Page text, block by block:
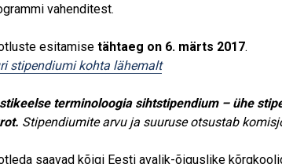
vahenditest.
esitamise tähtaeg on 6. märts 2017.
stipendiumi kohta lähemalt
terminoloogia sihtstipendium – ühe
Stipendiumite arvu ja suuruse otsustab
saavad kõigi Eesti avalik-õiguslike